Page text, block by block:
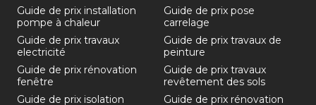
Guide de prix installation
pompe à chaleur
Guide de prix travaux
electricité
Guide de prix rénovation
fenêtre
Guide de prix isolation
Guide de prix pose
carrelage
Guide de prix travaux de
peinture
Guide de prix travaux
revêtement des sols
Guide de prix rénovation